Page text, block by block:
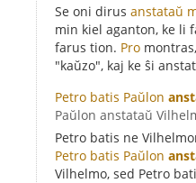
Se oni dirus anstataŭ
min kiel aganton, ke li
farus tion. Pro
"kaŭzo", kaj ke ŝi
Petro batis Paŭlon
Paŭlon anstataŭ
Petro batis ne
Petro batis Paŭlon
Vilhelmo, sed Petro